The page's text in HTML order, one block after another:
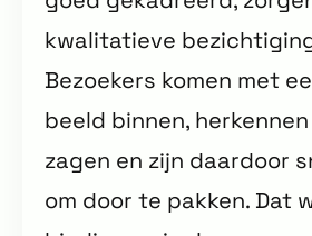
kwalitatieve
Bezoekers komen met
beeld binnen,
zagen en zijn daardoor
om door te pakken. Dat